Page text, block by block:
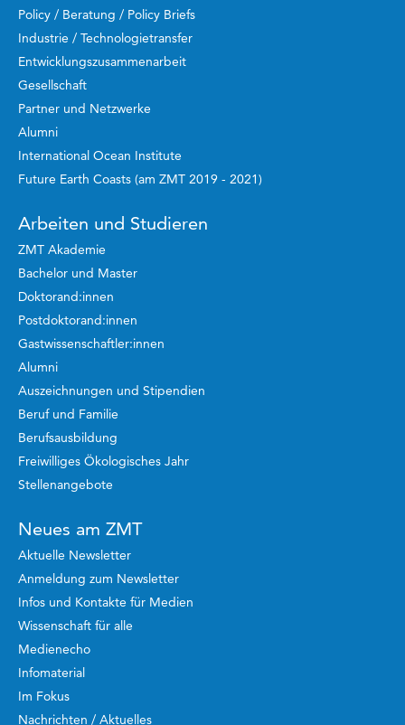
Policy / Beratung / Policy Briefs
Industrie / Technologietransfer
Entwicklungszusammenarbeit
Gesellschaft
Partner und Netzwerke
Alumni
International Ocean Institute
Future Earth Coasts (am ZMT 2019 - 2021)
Arbeiten und Studieren
ZMT Akademie
Bachelor und Master
Doktorand:innen
Postdoktorand:innen
Gastwissenschaftler:innen
Alumni
Auszeichnungen und Stipendien
Beruf und Familie
Berufsausbildung
Freiwilliges Ökologisches Jahr
Stellenangebote
Neues am ZMT
Aktuelle Newsletter
Anmeldung zum Newsletter
Infos und Kontakte für Medien
Wissenschaft für alle
Medienecho
Infomaterial
Im Fokus
Nachrichten / Aktuelles